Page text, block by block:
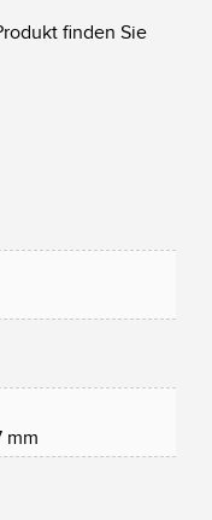
finden Sie
mm